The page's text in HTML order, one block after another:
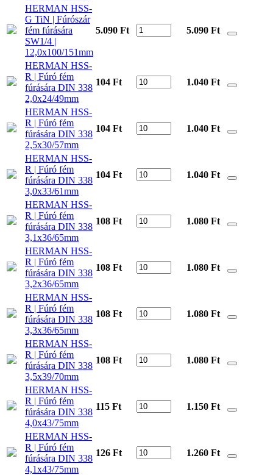
HERMAN HSS-
G TiN | Fúrószár
fém fúrására
SW1/4 |
12,0x100/151mm
5.090 Ft 5.090 Ft
HERMAN HSS-
R | Fúró fém
fúrására DIN 338
2,0x24/49mm
104 Ft 1.040 Ft
HERMAN HSS-
R | Fúró fém
fúrására DIN 338
2,5x30/57mm
104 Ft 1.040 Ft
HERMAN HSS-
R | Fúró fém
fúrására DIN 338
3,0x33/61mm
104 Ft 1.040 Ft
HERMAN HSS-
R | Fúró fém
fúrására DIN 338
3,1x36/65mm
108 Ft 1.080 Ft
HERMAN HSS-
R | Fúró fém
fúrására DIN 338
3,2x36/65mm
108 Ft 1.080 Ft
HERMAN HSS-
R | Fúró fém
fúrására DIN 338
3,3x36/65mm
108 Ft 1.080 Ft
HERMAN HSS-
R | Fúró fém
fúrására DIN 338
3,5x39/70mm
108 Ft 1.080 Ft
HERMAN HSS-
R | Fúró fém
fúrására DIN 338
4,0x43/75mm
115 Ft 1.150 Ft
HERMAN HSS-
R | Fúró fém
fúrására DIN 338
4,1x43/75mm
126 Ft 1.260 Ft